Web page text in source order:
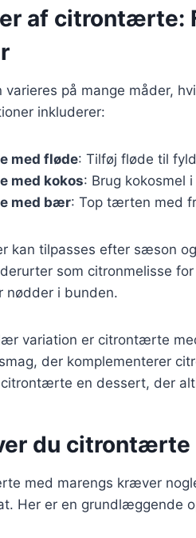
af citrontærte:
på mange måder,
inkluderer:
med fløde: Tilføj fløde til
med kokos: Brug kokosmel
med bær: Top tærten med
kan tilpasses efter sæson
som citronmelisse
nødder i bunden.
variation er citrontærte
der komplementerer
en dessert, der
du
med marengs kræver
Her er en grundlæggende